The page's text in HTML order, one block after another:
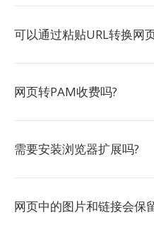
可以通过粘贴URL转换网
网页转PAM收费吗?
需要安装浏览器扩展吗?
网页中的图片和链接会保